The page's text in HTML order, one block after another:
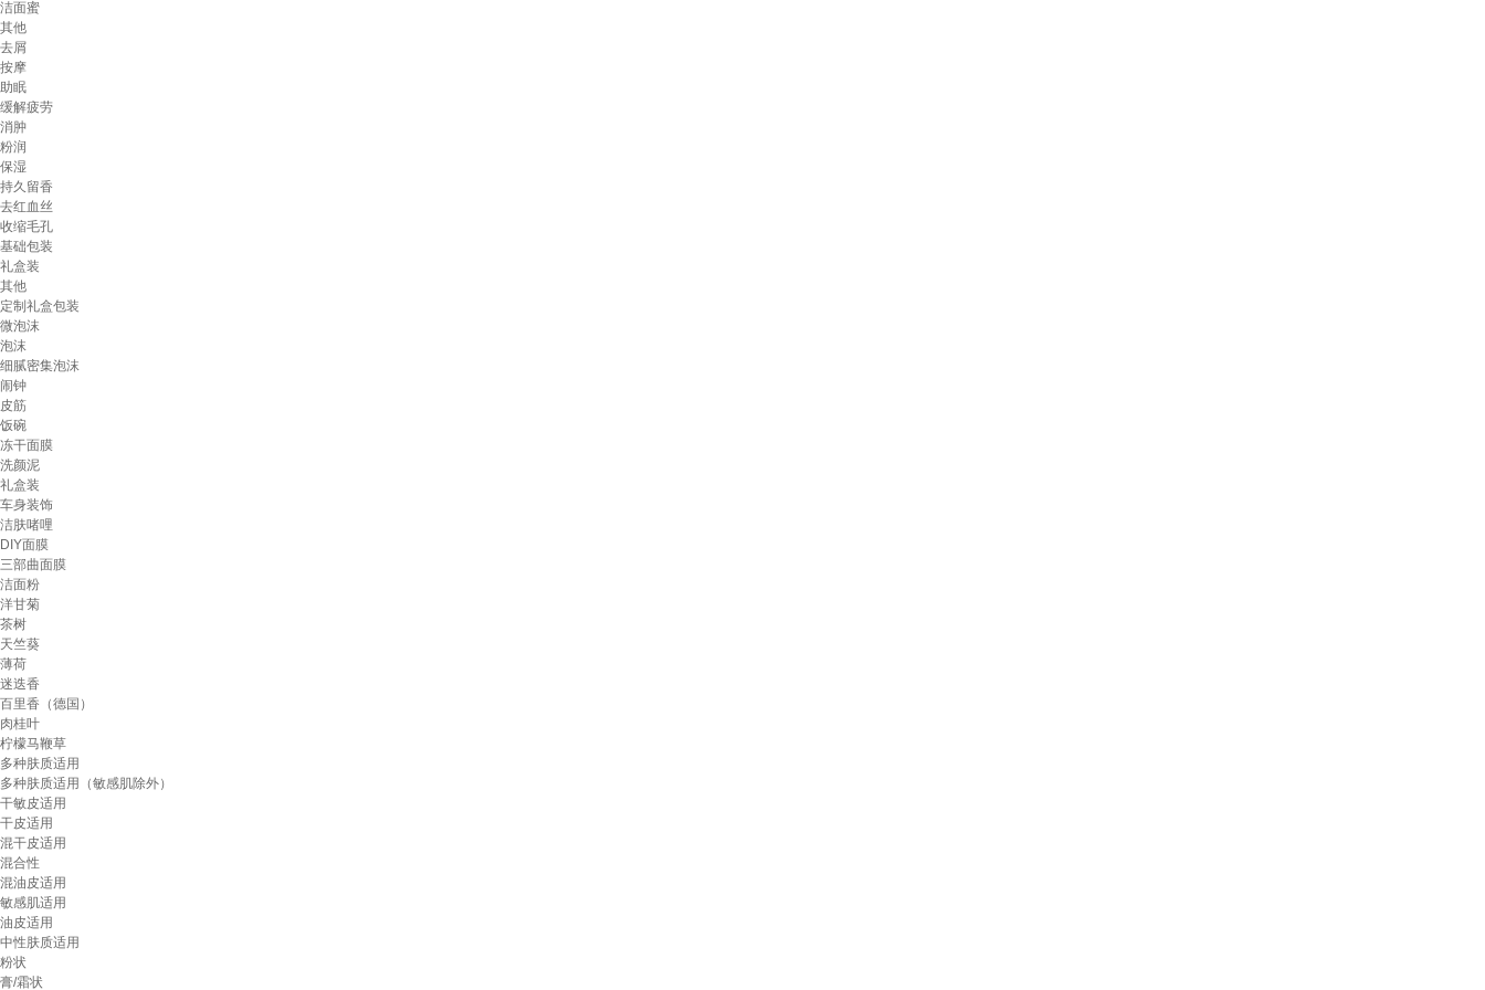
洁面蜜
其他
去屑
按摩
助眠
缓解疲劳
消肿
粉润
保湿
持久留香
去红血丝
收缩毛孔
基础包装
礼盒装
其他
定制礼盒包装
微泡沫
泡沫
细腻密集泡沫
闹钟
皮筋
饭碗
冻干面膜
洗颜泥
礼盒装
车身装饰
洁肤啫哩
DIY面膜
三部曲面膜
洁面粉
洋甘菊
茶树
天竺葵
薄荷
迷迭香
百里香（德国）
肉桂叶
柠檬马鞭草
多种肤质适用
多种肤质适用（敏感肌除外）
干敏皮适用
干皮适用
混干皮适用
混合性
混油皮适用
敏感肌适用
油皮适用
中性肤质适用
粉状
膏/霜状